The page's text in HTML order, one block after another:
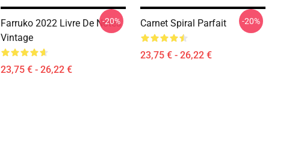
Farruko 2022 Livre De Notes
Vintage
23,75 € - 26,22 €
-20% Carnet Spiral Parfait
23,75 € - 26,22 €
-20%